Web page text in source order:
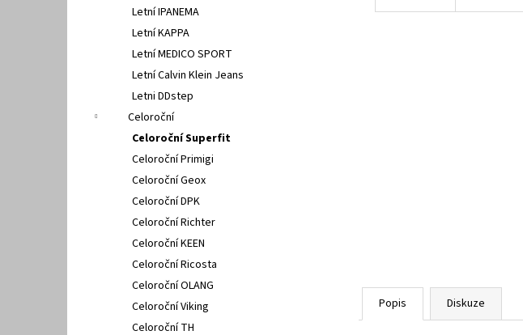
Letní IPANEMA
Letní KAPPA
Letní MEDICO SPORT
Letní Calvin Klein Jeans
Letni DDstep
Celoroční
Celoroční Superfit
Celoroční Primigi
Celoroční Geox
Celoroční DPK
Celoroční Richter
Celoroční KEEN
Celoroční Ricosta
Celoroční OLANG
Celoroční Viking
Celoroční TH
Popis Diskuze